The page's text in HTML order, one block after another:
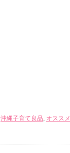
沖縄子育て良品, オススメ